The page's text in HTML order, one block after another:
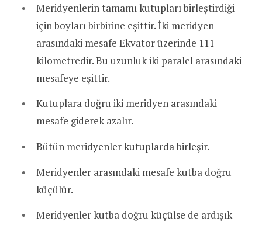
Meridyenlerin tamamı kutupları birleştirdiği
için boyları birbirine eşittir. İki meridyen
arasındaki mesafe Ekvator üzerinde 111
kilometredir. Bu uzunluk iki paralel arasındaki
mesafeye eşittir.
Kutuplara doğru iki meridyen arasındaki
mesafe giderek azalır.
Bütün meridyenler kutuplarda birleşir.
Meridyenler arasındaki mesafe kutba doğru
küçülür.
Meridyenler kutba doğru küçülse de ardışık